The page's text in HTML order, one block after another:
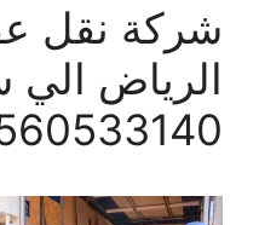
شركة نقل
الرياض